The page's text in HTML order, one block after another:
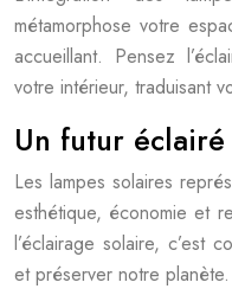
métamorphose votre
accueillant. Pensez
votre intérieur, traduisant
Un futur
Les lampes solaires
esthétique, économie et
l’éclairage solaire, c’est
et préserver notre planète.